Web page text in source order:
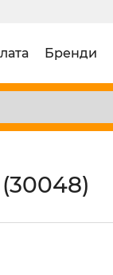
Бренди
(30048)